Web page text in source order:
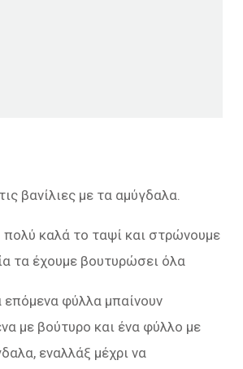
τις βανίλιες με τα αμύγδαλα.
πολύ καλά το ταψί και στρώνουμε
τα έχουμε βουτυρώσει όλα
επόμενα φύλλα μπαίνουν
με βούτυρο και ένα φύλλο με
εναλλάξ μέχρι να